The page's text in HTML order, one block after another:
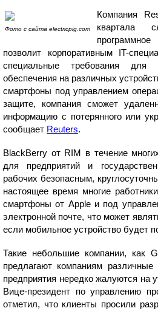
Фото с сайта electricpig.com
Компания
квартала
позволит корпоративным IT-
специальные требования для
обеспечения на различных
смартфоны под управлением
защите, компания сможет
информацию с потерянного или
сообщает Reuters.
BlackBerry от RIM в течение
для предприятий и
рабочих безопасным,
настоящее время многие
смартфоны от Apple и под
электронной почте, что может
если мобильное устройство будет
Такие небольшие компании, как
предлагают компаниям
предприятия нередко жалуются на
Вице-президент по управлению
отметил, что клиенты просили